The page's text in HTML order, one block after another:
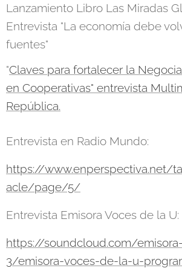
Lanzamiento Libro Las Miradas
Entrevista "La economía debe
fuentes"
"Claves para fortalecer la
en Cooperativas" entrevista
República.
Entrevista en Radio Mundo:
https://www.enperspectiva.net/
acle/page/5/
Entrevista Emisora Voces de la U:
https://soundcloud.com/
3/emisora-voces-de-la-u-